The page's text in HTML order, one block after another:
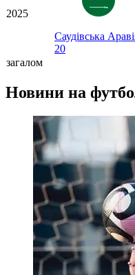
2025
Саудівська
20
загалом
Новини на